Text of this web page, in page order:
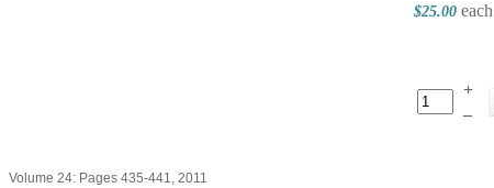
$25.00 each
+
–
Volume 24: Pages 435-441, 2011